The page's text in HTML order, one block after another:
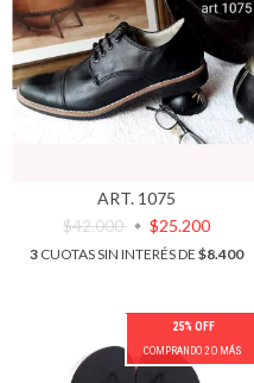
ART. 1075
$42.000
$25.200
3CUOTAS SIN INTERÉS DE $8.400
25% OFF
COMPRANDO 2 O MÁS